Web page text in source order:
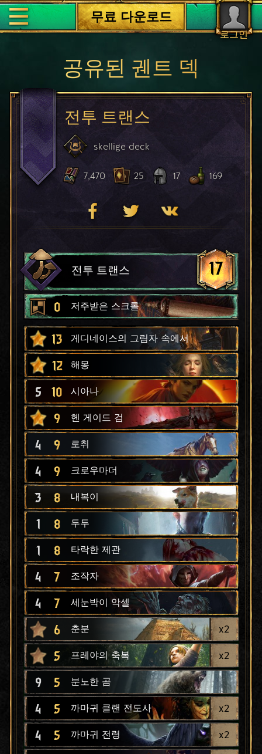
로그인
무료 다운로드
공유된 궨트 덱
전투 트랜스
skellige deck
7,470 25 17 169
전투 트랜스 17
0 저주받은 스크롤
13 게디네이스의 그림자 속에서
12 해몽
5 10 시아나
9 헨 게이드 검
4 9 로취
4 9 크로우마더
3 8 내복이
1 8 두두
1 8 타락한 제관
4 7 조작자
4 7 세눈박이 악셀
6 춘분 x2
5 프레야의 축복 x2
9 5 분노한 곰
4 5 까마귀 클랜 전도사 x2
4 5 까마귀 전령 x2